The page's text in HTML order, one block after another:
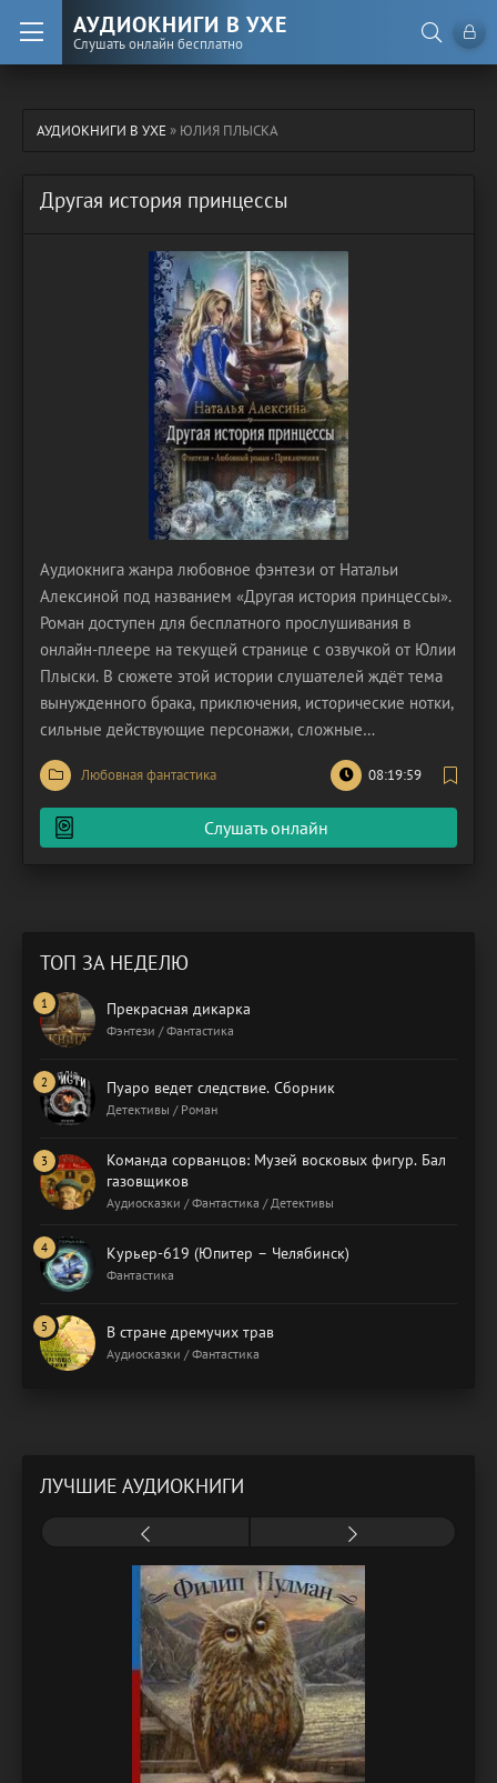
АУДИОКНИГИ В УХЕ
Слушать онлайн бесплатно
АУДИОКНИГИ В УХЕ» ЮЛИЯ ПЛЫСКА
Другая история принцессы
Аудиокнига жанра любовное фэнтези от Натальи
Алексиной под названием «Другая история принцессы».
Роман доступен для бесплатного прослушивания в
онлайн-плеере на текущей странице с озвучкой от Юлии
Плыски. В сюжете этой истории слушателей ждёт тема
вынужденного брака, приключения, исторические нотки,
сильные действующие персонажи, сложные
взаимоотношения героев. Девушка по имени Эйслинг
жила в замке дракона, девушка давно привыкла к
своему пленителю, смирилась с судьбой. Ей уже не
требовалось
Любовная фантастика 08:19:59
Слушать онлайн
ТОП ЗА НЕДЕЛЮ
Прекрасная дикарка
Фэнтези / Фантастика
Пуаро ведет следствие. Сборник
Детективы / Роман
Команда сорванцов: Музей восковых фигур. Бал
газовщиков
Аудиосказки / Фантастика / Детективы
Курьер-619 (Юпитер – Челябинск)
Фантастика
В стране дремучих трав
Аудиосказки / Фантастика
ЛУЧШИЕ АУДИОКНИГИ